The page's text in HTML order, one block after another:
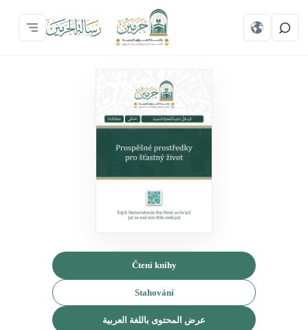
Čtení knihy
Stahování
عرض المحتوى باللغة العربية